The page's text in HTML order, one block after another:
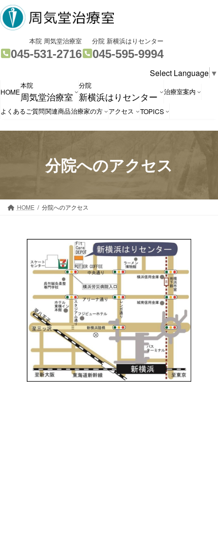
コ
ン
テ
ツ
プ
ナ
ビ
ゲ
シ
動
本院 周気堂治療室
045-531-2716
ル
リ
ク
分院 新横浜はりセンター
045-595-9994
ル
リ
ン
ク
Select Language ▼
HOME
本院
周気堂治療室
分院
新横浜はりセンター 治療室案内
よくあるご質問関連商品治療家の方 アクセス TOPICS
分院へのアクセス
HOME 分院へのアクセス